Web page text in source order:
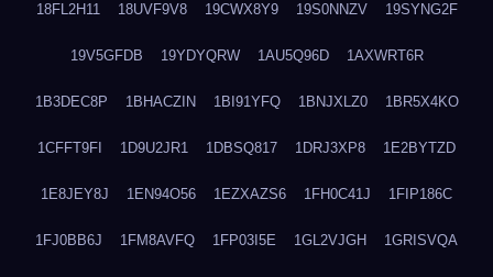
18FL2H11 18UVF9V8 19CWX8Y9 19S0NNZV 19SYNG2F
19V5GFDB 19YDYQRW 1AU5Q96D 1AXWRT6R
1B3DEC8P 1BHACZIN 1BI91YFQ 1BNJXLZ0 1BR5X4KO
1CFFT9FI 1D9U2JR1 1DBSQ817 1DRJ3XP8 1E2BYTZD
1E8JEY8J 1EN94O56 1EZXAZS6 1FH0C41J 1FIP186C
1FJ0BB6J 1FM8AVFQ 1FP03I5E 1GL2VJGH 1GRISVQA